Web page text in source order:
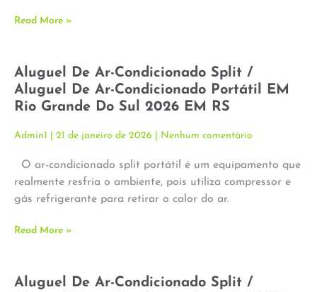
Read More »
Aluguel De Ar-Condicionado Split /
Aluguel De Ar-Condicionado Portátil EM
Rio Grande Do Sul 2026 EM RS
Admin1 21 de janeiro de 2026 Nenhum comentário
O ar-condicionado split portátil é um equipamento que
realmente resfria o ambiente, pois utiliza compressor e
gás refrigerante para retirar o calor do ar.
Read More »
Aluguel De Ar-Condicionado Split /